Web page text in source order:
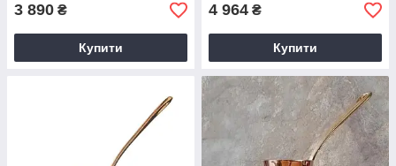
3 890 ₴
Купити
4 964 ₴
Купити